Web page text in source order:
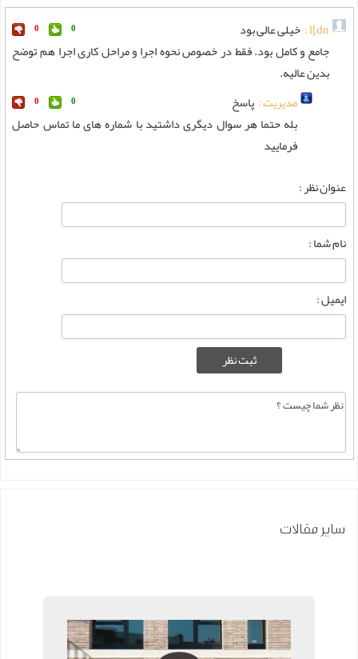
l[dn : خیلی عالی بود 0
0
جامع و کامل بود. فقط در خصوص نحوه اجرا و مراحل کاری اجرا هم توضح
بدین عالیه.
مدیریت :پاسخ 0
0
بله حتما هر سوال دیگری داشتید با شماره های ما تماس حاصل
فرمایید
عنوان نظر :
نام شما :
ایمیل :
سایر مقالات